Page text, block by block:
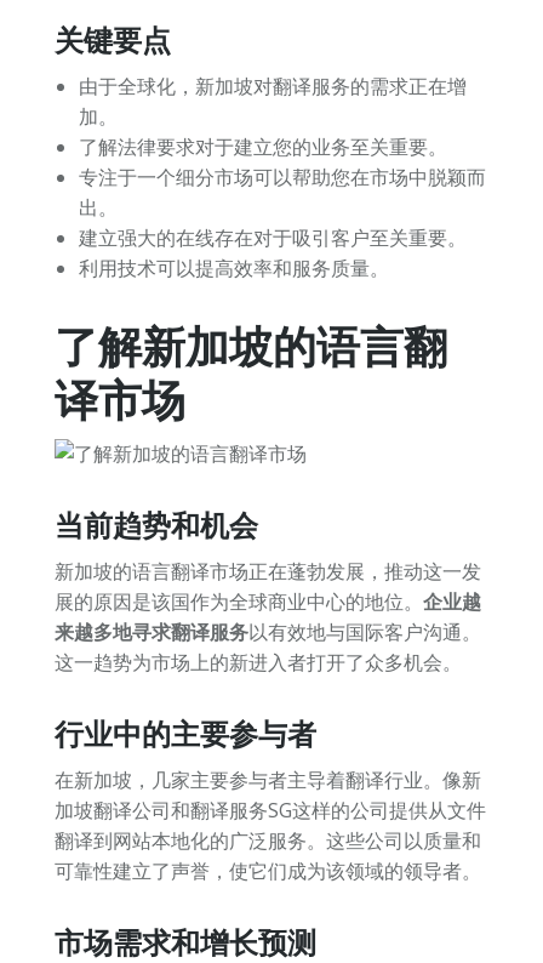
关键要点
由于全球化，新加坡对翻译服务的需求正在增
加。
了解法律要求对于建立您的业务至关重要。
专注于一个细分市场可以帮助您在市场中脱颖而
出。
建立强大的在线存在对于吸引客户至关重要。
利用技术可以提高效率和服务质量。
了解新加坡的语言翻
译市场
当前趋势和机会
新加坡的语言翻译市场正在蓬勃发展，推动这一发
展的原因是该国作为全球商业中心的地位。 企业越
来越多地寻求翻译服务以有效地与国际客户沟通。
这一趋势为市场上的新进入者打开了众多机会。
行业中的主要参与者
在新加坡，几家主要参与者主导着翻译行业。像新
加坡翻译公司和翻译服务SG这样的公司提供从文件
翻译到网站本地化的广泛服务。这些公司以质量和
可靠性建立了声誉，使它们成为该领域的领导者。
市场需求和增长预测